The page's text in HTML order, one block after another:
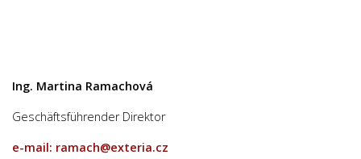
Ing. Martina Ramachová
Geschäftsführender Direktor
e-mail: ramach@exteria.cz